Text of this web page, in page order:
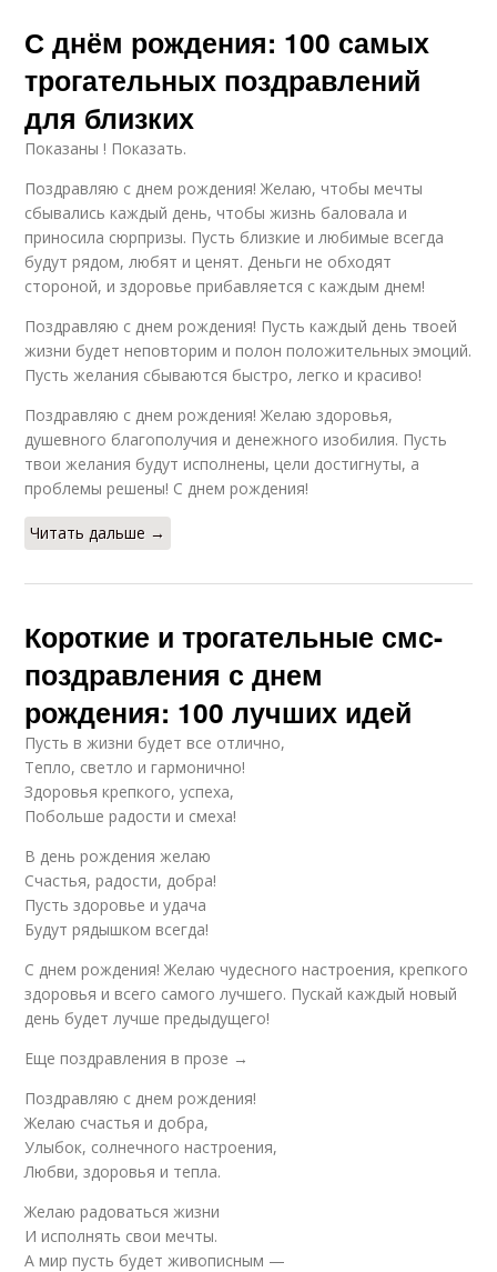
С днём рождения: 100 самых
трогательных поздравлений
для близких
Показаны ! Показать.
Поздравляю с днем рождения! Желаю, чтобы мечты
сбывались каждый день, чтобы жизнь баловала и
приносила сюрпризы. Пусть близкие и любимые всегда
будут рядом, любят и ценят. Деньги не обходят
стороной, и здоровье прибавляется с каждым днем!
Поздравляю с днем рождения! Пусть каждый день твоей
жизни будет неповторим и полон положительных эмоций.
Пусть желания сбываются быстро, легко и красиво!
Поздравляю с днем рождения! Желаю здоровья,
душевного благополучия и денежного изобилия. Пусть
твои желания будут исполнены, цели достигнуты, а
проблемы решены! С днем рождения!
Читать дальше →
Короткие и трогательные смс-
поздравления с днем
рождения: 100 лучших идей
Пусть в жизни будет все отлично,
Тепло, светло и гармонично!
Здоровья крепкого, успеха,
Побольше радости и смеха!
В день рождения желаю
Счастья, радости, добра!
Пусть здоровье и удача
Будут рядышком всегда!
С днем рождения! Желаю чудесного настроения, крепкого
здоровья и всего самого лучшего. Пускай каждый новый
день будет лучше предыдущего!
Еще поздравления в прозе →
Поздравляю с днем рождения!
Желаю счастья и добра,
Улыбок, солнечного настроения,
Любви, здоровья и тепла.
Желаю радоваться жизни
И исполнять свои мечты.
А мир пусть будет живописным —